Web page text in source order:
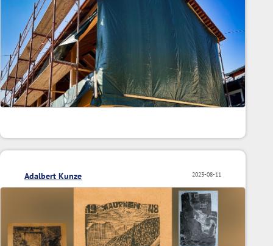
2023-08-11
Adalbert Kunze